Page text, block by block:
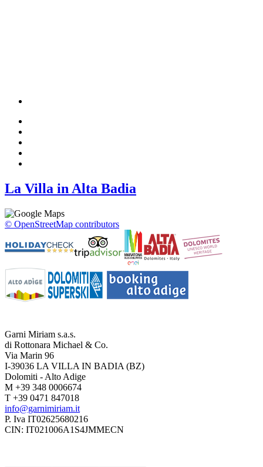
La Villa in Alta Badia
© OpenStreetMap contributors
Garni Miriam s.a.s.
di Rottonara Michael & Co.
Via Marin 96
I-39036 LA VILLA IN BADIA (BZ)
Dolomiti - Alto Adige
M +39 348 0006674
T +39 0471 847018
info@garnimiriam.it
P. Iva IT02625680216
CIN: IT021006A1S4JMMECN